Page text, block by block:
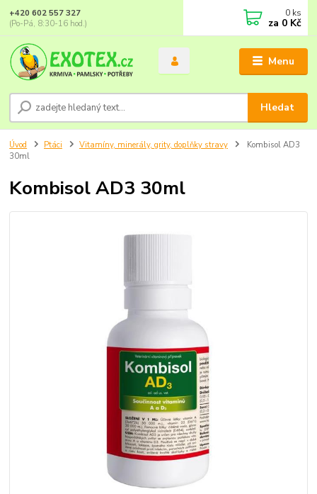
Menu
Hledat
+420 602 557 327
(Po-Pá, 8:30-16 hod.)
0 ks
za 0 Kč
Úvod Ptáci Vitamíny, minerály, grity, doplňky stravy
Kombisol AD3
30ml
Kombisol AD3 30ml